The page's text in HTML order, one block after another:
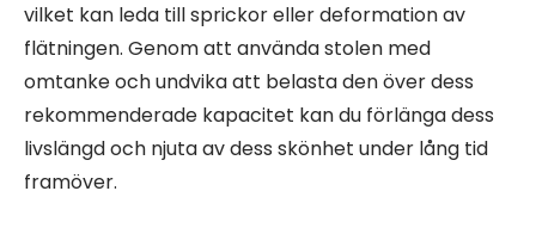
vilket kan leda till sprickor eller deformation av
flätningen. Genom att använda stolen med
omtanke och undvika att belasta den över dess
rekommenderade kapacitet kan du förlänga dess
livslängd och njuta av dess skönhet under lång tid
framöver.